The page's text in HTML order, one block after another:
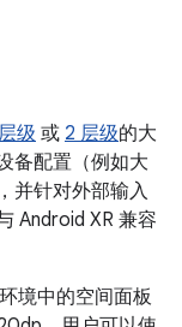
级 或 2 层级的大
备配置（例如大
并针对外部输入
Android XR 兼容
境中的空间面板